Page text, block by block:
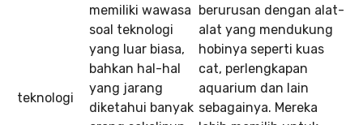
teknologi
memiliki wawasa
soal teknologi
yang luar biasa,
bahkan hal-hal
yang jarang
diketahui banyak
berurusan dengan alat-
alat yang mendukung
hobinya seperti kuas
cat, perlengkapan
aquarium dan lain
sebagainya. Mereka